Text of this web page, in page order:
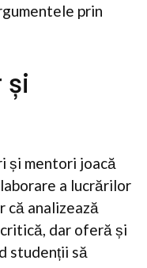
prin
și
și mentori joacă
a lucrărilor
că analizează
dar oferă și
studenții să